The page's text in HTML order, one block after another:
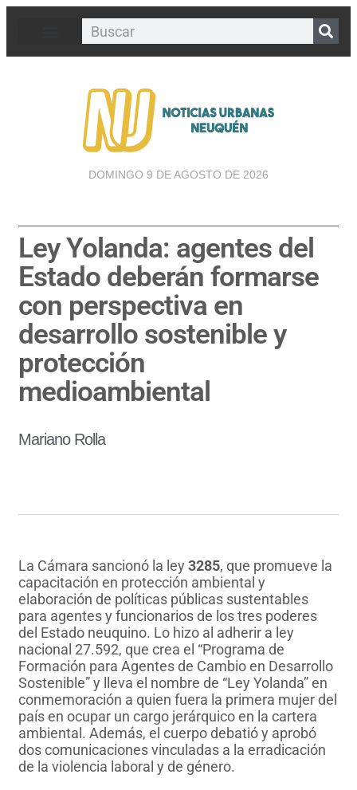
DOMINGO 9 DE AGOSTO DE 2026
Ley Yolanda: agentes del
Estado deberán formarse
con perspectiva en
desarrollo sostenible y
protección
medioambiental
Mariano Rolla
La Cámara sancionó la ley 3285, que promueve la
capacitación en protección ambiental y
elaboración de políticas públicas sustentables
para agentes y funcionarios de los tres poderes
del Estado neuquino. Lo hizo al adherir a ley
nacional 27.592, que crea el “Programa de
Formación para Agentes de Cambio en Desarrollo
Sostenible” y lleva el nombre de “Ley Yolanda” en
conmemoración a quien fuera la primera mujer del
país en ocupar un cargo jerárquico en la cartera
ambiental. Además, el cuerpo debatió y aprobó
dos comunicaciones vinculadas a la erradicación
de la violencia laboral y de género.